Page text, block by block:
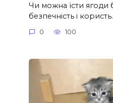
Чи можна їсти ягоди
безпечність і користь.
0 100